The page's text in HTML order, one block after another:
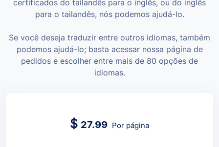
certificados do tailandês para o inglês, ou do inglês
para o tailandês, nós podemos ajudá-lo.
Se você deseja traduzir entre outros idiomas, também
podemos ajudá-lo; basta acessar nossa página de
pedidos e escolher entre mais de 80 opções de
idiomas.
$ 27.99 Por página